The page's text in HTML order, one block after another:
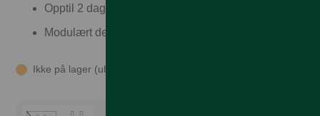
Opptil 2 dagers batteritid og hurtiglading
Modulært design med utskiftbare deler
Ikke på lager (ubekreftet inn 26.08.26)